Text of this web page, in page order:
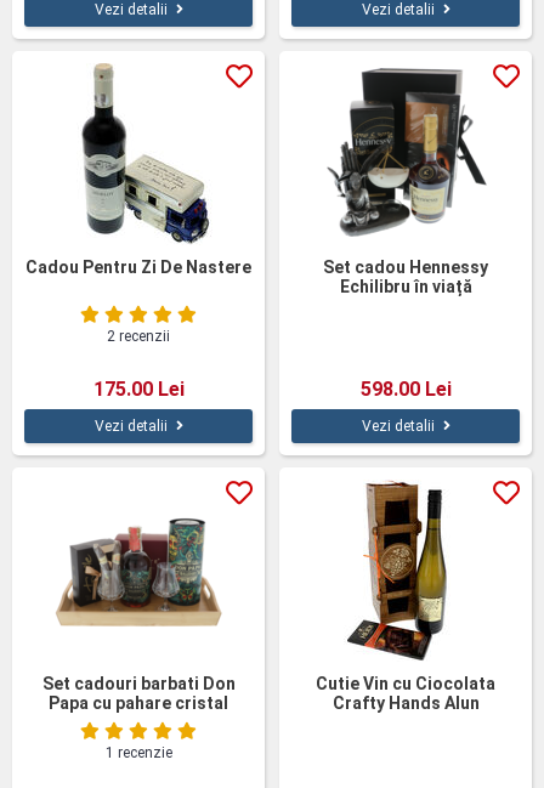
Vezi detalii Vezi detalii
Cadou Pentru Zi De Nastere
2 recenzii
175.00 Lei
Vezi detalii
Set cadou Hennessy
Echilibru în viață
598.00 Lei
Vezi detalii
Set cadouri barbati Don
Papa cu pahare cristal
1 recenzie
Cutie Vin cu Ciocolata
Crafty Hands Alun